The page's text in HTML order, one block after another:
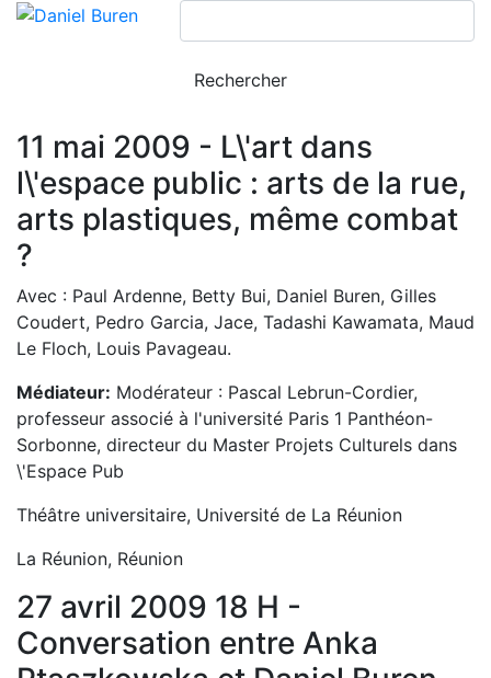
11 mai 2009 - L\'art dans
l\'espace public : arts de la rue,
arts plastiques, même combat
?
Avec : Paul Ardenne, Betty Bui, Daniel Buren, Gilles
Coudert, Pedro Garcia, Jace, Tadashi Kawamata, Maud
Le Floch, Louis Pavageau.
Médiateur: Modérateur : Pascal Lebrun-Cordier,
professeur associé à l'université Paris 1 Panthéon-
Sorbonne, directeur du Master Projets Culturels dans
\'Espace Pub
Théâtre universitaire, Université de La Réunion
La Réunion, Réunion
27 avril 2009 18 H -
Conversation entre Anka